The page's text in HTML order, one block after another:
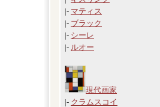
|- マティス
|- ブラック
|- シーレ
|- ルオー
現代画家
|- クラムスコイ